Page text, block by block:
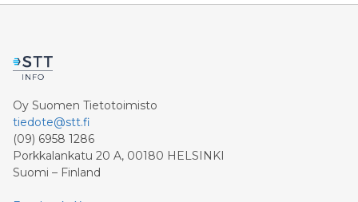
Oy Suomen Tietotoimisto
tiedote@stt.fi
(09) 6958 1286
Porkkalankatu 20 A, 00180 HELSINKI
Suomi – Finland